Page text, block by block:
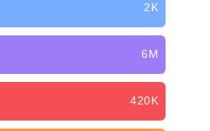
2K
6M
420K